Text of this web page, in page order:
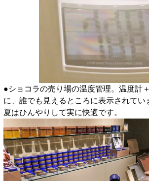
●ショコラの売り場の温度管理。温度計
に、誰でも見えるところに表示されてい
夏はひんやりして実に快適です。